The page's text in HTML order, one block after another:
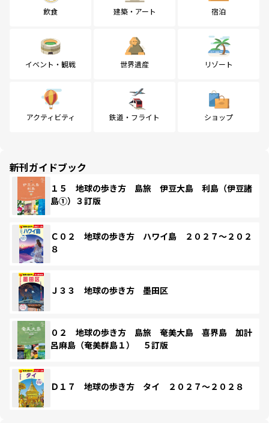
飲食 建築・アート 宿泊
イベント・観戦 世界遺産 リゾート
アクティビティ 鉄道・フライト ショップ
新刊ガイドブック
１５ 地球の歩き方 島旅 伊豆大島 利島（伊豆諸
島①）３訂版
Ｃ０２ 地球の歩き方 ハワイ島 ２０２７～２０２
８
Ｊ３３ 地球の歩き方 墨田区
０２ 地球の歩き方 島旅 奄美大島 喜界島 加計
呂麻島（奄美群島１） ５訂版
Ｄ１７ 地球の歩き方 タイ ２０２７～２０２８